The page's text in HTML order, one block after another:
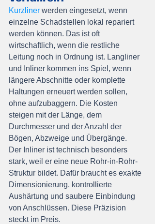
Kurzliner werden eingesetzt, wenn
einzelne Schadstellen lokal repariert
werden können. Das ist oft
wirtschaftlich, wenn die restliche
Leitung noch in Ordnung ist. Langliner
und Inliner kommen ins Spiel, wenn
längere Abschnitte oder komplette
Haltungen erneuert werden sollen,
ohne aufzubaggern. Die Kosten
steigen mit der Länge, dem
Durchmesser und der Anzahl der
Bögen, Abzweige und Übergänge.
Der Inliner ist technisch besonders
stark, weil er eine neue Rohr-in-Rohr-
Struktur bildet. Dafür braucht es exakte
Dimensionierung, kontrollierte
Aushärtung und saubere Einbindung
von Anschlüssen. Diese Präzision
steckt im Preis.